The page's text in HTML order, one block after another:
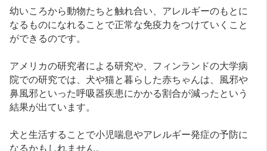
幼いころから動物たちと触れ合い、アレルギーのもとに
なるものになれることで正常な免疫力をつけていくこと
ができるのです。
アメリカの研究者による研究や、フィンランドの大学病
院での研究では、犬や猫と暮らした赤ちゃんは、風邪や
鼻風邪といった呼吸器疾患にかかる割合が減ったという
結果が出ています。
犬と生活することで小児喘息やアレルギー発症の予防に
なるかもしれません。